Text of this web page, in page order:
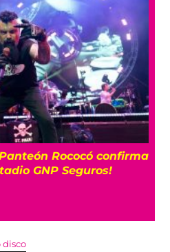
Rococó confirma
GNP Seguros!
disco